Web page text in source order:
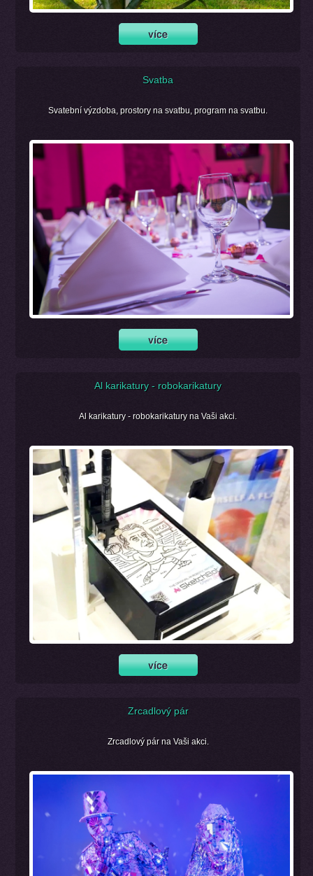
Svatba
Svatební výzdoba, prostory na svatbu, program na svatbu.
Al karikatury - robokarikatury
Al karikatury - robokarikatury na Vaši akci.
Zrcadlový pár
Zrcadlový pár na Vaši akci.